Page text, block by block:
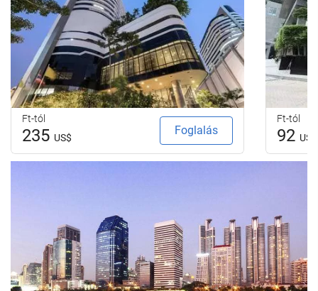
Ft-tól
235 US$
Foglalás
Ft-tól
92 US$